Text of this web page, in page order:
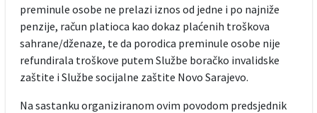
preminule osobe ne prelazi iznos od jedne i po najniže
penzije, račun platioca kao dokaz plaćenih troškova
sahrane/dženaze, te da porodica preminule osobe nije
refundirala troškove putem Službe boračko invalidske
zaštite i Službe socijalne zaštite Novo Sarajevo.
Na sastanku organiziranom ovim povodom predsjednik